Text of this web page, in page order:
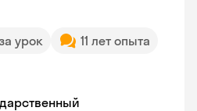
урок
11 лет опыта